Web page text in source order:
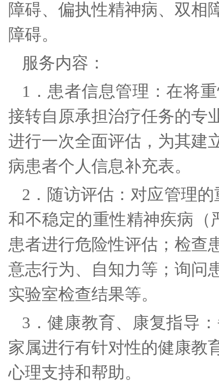
障碍、偏执性精神病、双相
障碍。
服务内容：
1．患者信息管理：在将
接转自原承担治疗任务的专
进行一次全面评估，为其建
病患者个人信息补充表。
2．随访评估：对应管理
和不稳定的重性精神疾病（
患者进行危险性评估；检查
意志行为、自知力等；询问
实验室检查结果等。
3．健康教育、康复指导
家属进行有针对性的健康教
心理支持和帮助。